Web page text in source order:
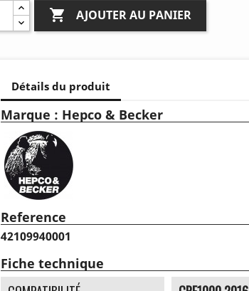
 AJOUTER AU PANIER
Détails du produit
Marque : Hepco & Becker
Reference
42109940001
Fiche technique